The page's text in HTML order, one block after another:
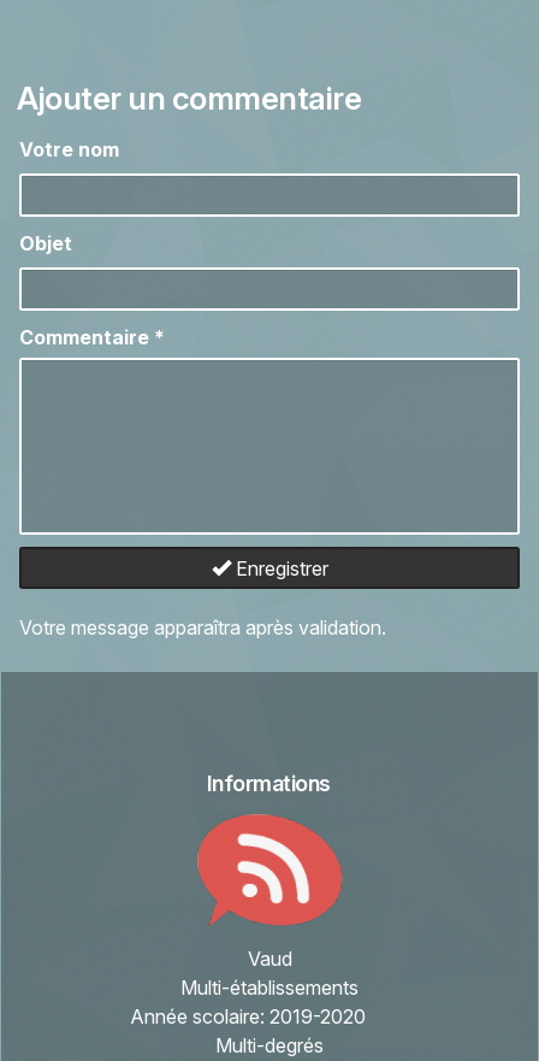
Ajouter un commentaire
Votre nom
Objet
Commentaire *
Enregistrer
Votre message apparaîtra après validation.
Informations
Vaud
Multi-établissements
Année scolaire: 2019-2020
Multi-degrés